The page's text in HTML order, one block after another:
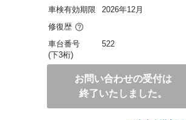
車検有効期限
2026年12月
修復歴
車台番号
(下3桁)
522
お問い合わせの受付は
終了いたしました。